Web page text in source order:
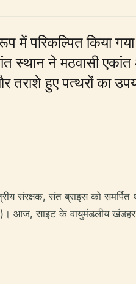
में परिकल्पित किया
स्थान ने मठवासी
तराशे हुए पत्थरों का
संरक्षक, संत ब्राइस को
)। आज, साइट के वायुमंडलीय खंडहर